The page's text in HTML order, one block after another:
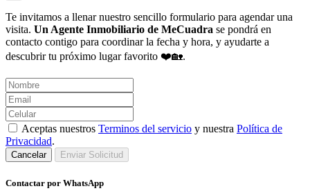
Te invitamos a llenar nuestro sencillo formulario para agendar una
visita. Un Agente Inmobiliario de MeCuadra se pondrá en
contacto contigo para coordinar la fecha y hora, y ayudarte a
descubrir tu próximo lugar favorito ❤️🏡.
Aceptas nuestros Terminos del servicio y nuestra Política de
Privacidad.
Cancelar Enviar Solicitud
Contactar por WhatsApp